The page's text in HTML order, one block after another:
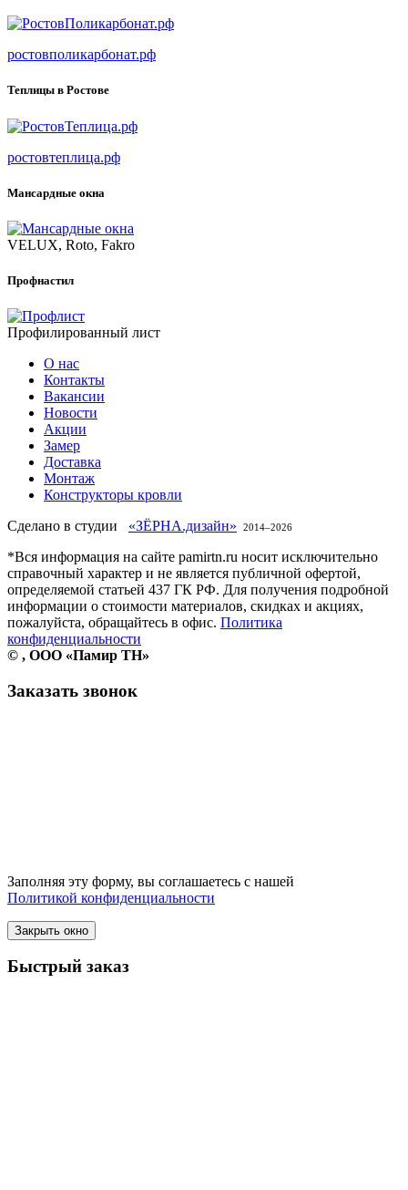
ростовполикарбонат.рф
Теплицы в Ростове
ростовтеплица.рф
Мансардные окна
VELUX, Roto, Fakro
Профнастил
Профилированный лист
О нас
Контакты
Вакансии
Новости
Акции
Замер
Доставка
Монтаж
Конструкторы кровли
Сделано в студии «ЗЁРНА.дизайн» 2014–2026
*Вся информация на сайте pamirtn.ru носит исключительно
справочный характер и не является публичной офертой,
определяемой статьей 437 ГК РФ. Для получения подробной
информации о стоимости материалов, скидках и акциях,
пожалуйста, обращайтесь в офис. Политика
конфиденциальности
© , ООО «Памир ТН»
Заказать звонок
Заполняя эту форму, вы соглашаетесь с нашей
Политикой конфиденциальности
Закрыть окно
Быстрый заказ